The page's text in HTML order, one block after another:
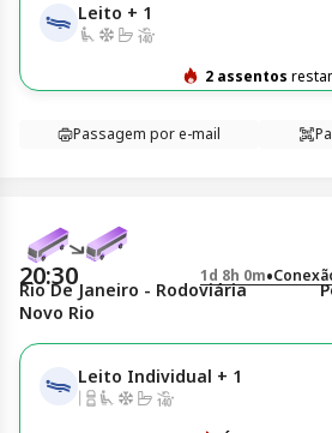
Leito + 1
2 assentos
Passagem por e-mail
20:30 1d 8h 0m•
Rio De Janeiro - Rodoviária
Novo Rio
Leito Individual + 1